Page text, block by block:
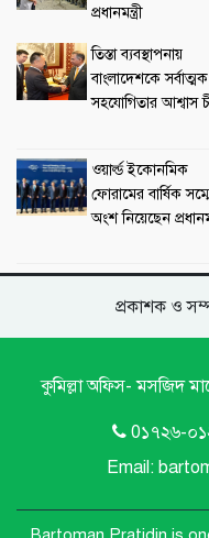
প্রধানমন্ত্রী
তিস্তা ব্যবস্থাপনায়
বাংলাদেশকে সর্বাত্মক
সহযোগিতার আশ্বাস
ওয়ার্ল্ড ইকোনমিক
ফোরামের বার্ষিক
অংশ নিয়েছেন
প্রকাশক ও
কুমিল্লা অফিস- মসজিদ
0১৭২৬-
Email: